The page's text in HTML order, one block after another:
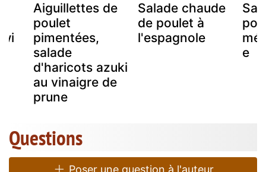
Aiguillettes de
poulet
pimentées,
salade
d'haricots azuki
au vinaigre de
prune
Salade chaude
de poulet à
l'espagnole
e
Questions